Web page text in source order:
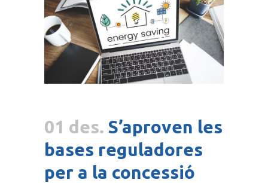
01 des. S’aproven les
bases reguladores
per a la concessió